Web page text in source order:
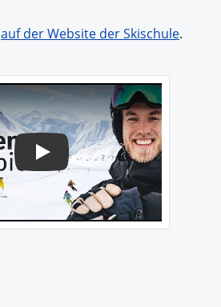
auf der Website der Skischule.
Play